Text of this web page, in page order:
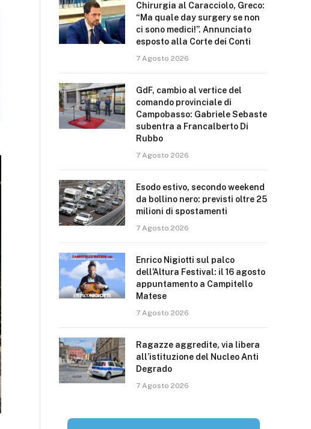
Chirurgia al Caracciolo, Greco:
“Ma quale day surgery se non
ci sono medici!”. Annunciato
esposto alla Corte dei Conti
7 Agosto 2026
GdF, cambio al vertice del
comando provinciale di
Campobasso: Gabriele Sebaste
subentra a Francalberto Di
Rubbo
7 Agosto 2026
Esodo estivo, secondo weekend
da bollino nero: previsti oltre 25
milioni di spostamenti
7 Agosto 2026
Enrico Nigiotti sul palco
dell’Altura Festival: il 16 agosto
appuntamento a Campitello
Matese
7 Agosto 2026
Ragazze aggredite, via libera
all’istituzione del Nucleo Anti
Degrado
7 Agosto 2026